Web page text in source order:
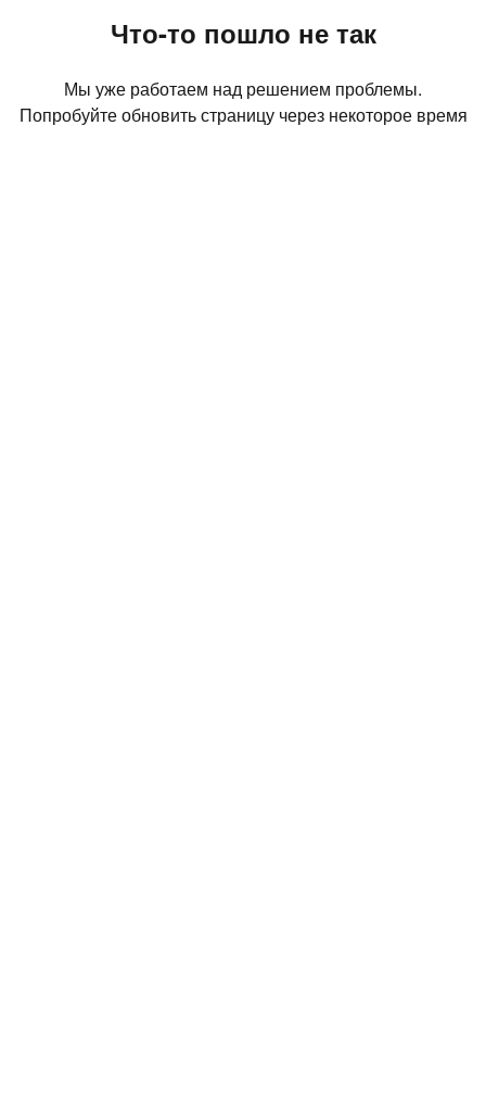
Что-то пошло не так
Мы уже работаем над решением проблемы.
Попробуйте обновить страницу через некоторое время